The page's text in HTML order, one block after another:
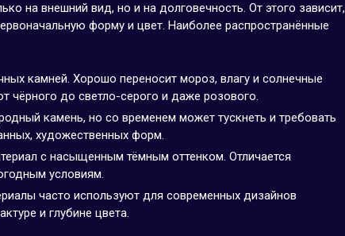
на внешний вид, но и на долговечность. От этого зависит,
форму и цвет. Наиболее распространённые
камней. Хорошо переносит мороз, влагу и солнечные
чёрного до светло-серого и даже розового.
камень, но со временем может тускнеть и требовать
художественных форм.
с насыщенным тёмным оттенком. Отличается
условиям.
часто используют для современных дизайнов
и глубине цвета.